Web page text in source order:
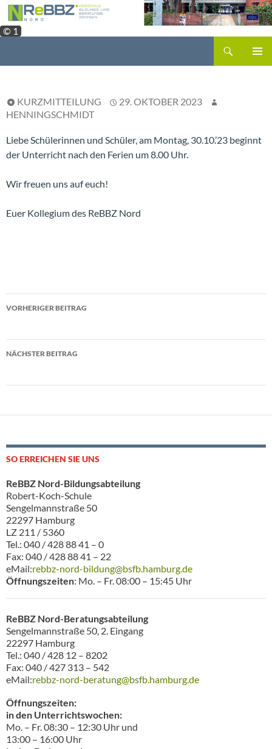
Zum
Inhalt
springen
© 1
KURZMITTEILUNG
29. OKTOBER 2023
HENNINGSCHMIDT
Liebe Schülerinnen und Schüler, am Montag, 30.10.’23 beginnt
der Unterricht nach den Ferien um 8.00 Uhr.
Wir freuen uns auf euch!
Euer Kollegium des ReBBZ Nord
Beitragsnavigation
VORHERIGER BEITRAG
NÄCHSTER BEITRAG
SO ERREICHEN SIE UNS
ReBBZ Nord-Bildungsabteilung
Robert-Koch-Schule
Sengelmannstraße 50
22297 Hamburg
LZ 211 / 5360
Tel.: 040 / 428 88 41 – 0
Fax: 040 / 428 88 41 – 22
eMail:rebbz-nord-bildung@bsfb.hamburg.de
Öffnungszeiten: Mo. – Fr. 08:00 – 15:45 Uhr
ReBBZ Nord-Beratungsabteilung
Sengelmannstraße 50, 2. Eingang
22297 Hamburg
Tel.: 040 / 428 12 – 8202
Fax: 040 / 427 313 – 542
eMail:rebbz-nord-beratung@bsfb.hamburg.de
Öffnungszeiten:
in den Unterrichtswochen:
Mo. – Fr. 08:30 – 12:30 Uhr und
13:00 – 16:00 Uhr